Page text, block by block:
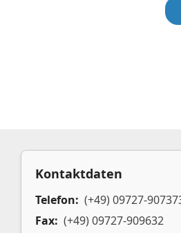
Kontaktdaten
Telefon: (+49) 09727-
Fax: (+49) 09727-909632